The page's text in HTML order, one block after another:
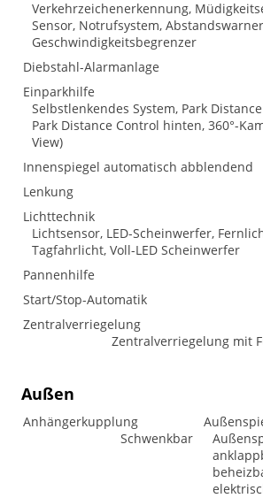
Verkehrzeichenerkennung,
Sensor, Notrufsystem,
Geschwindigkeitsbegrenzer
Diebstahl-Alarmanlage
Einparkhilfe
Selbstlenkendes System, Park
Park Distance Control hinten, 360°-
View)
Innenspiegel automatisch abblendend
Lenkung
Lichttechnik
Lichtsensor, LED-Scheinwerfer,
Tagfahrlicht, Voll-LED Scheinwerfer
Pannenhilfe
Start/Stop-Automatik
Zentralverriegelung
Zentralverriegelung mit
Außen
Anhängerkupplung
Schwenkbar